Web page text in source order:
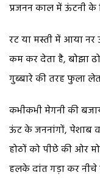
प्रजनन काल में ऊंटनी के
रट या मस्ती में आया नर
कम कर देता है, बोझा
गुब्बारे की तरह फुला
कभीकभी मेगनी की
ऊंट के जननांगों, पेशाब
होठों को पीछे की ओर
हलके दांत गड़ा कर नीचे